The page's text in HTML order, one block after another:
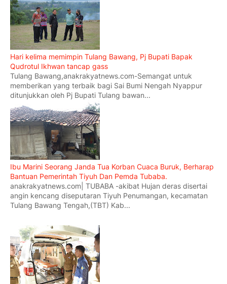
Hari kelima memimpin Tulang Bawang, Pj Bupati Bapak
Qudrotul Ikhwan tancap gass
Tulang Bawang,anakrakyatnews.com-Semangat untuk
memberikan yang terbaik bagi Sai Bumi Nengah Nyappur
ditunjukkan oleh Pj Bupati Tulang bawan...
Ibu Marini Seorang Janda Tua Korban Cuaca Buruk, Berharap
Bantuan Pemerintah Tiyuh Dan Pemda Tubaba.
anakrakyatnews.com| TUBABA -akibat Hujan deras disertai
angin kencang diseputaran Tiyuh Penumangan, kecamatan
Tulang Bawang Tengah,(TBT) Kab...